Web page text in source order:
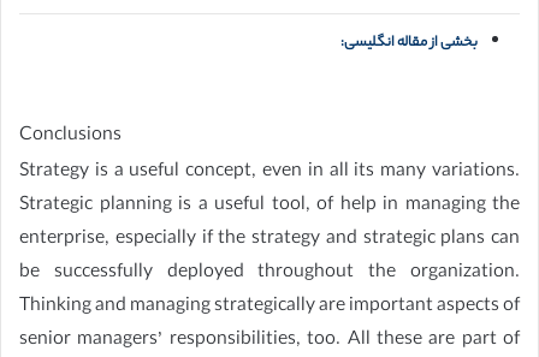
بخشی از مقاله انگلیسی:
Conclusions
Strategy is a useful concept, even in all its many variations.
Strategic planning is a useful tool, of help in managing the
enterprise, especially if the strategy and strategic plans can
be successfully deployed throughout the organization.
Thinking and managing strategically are important aspects of
senior managers’ responsibilities, too. All these are part of